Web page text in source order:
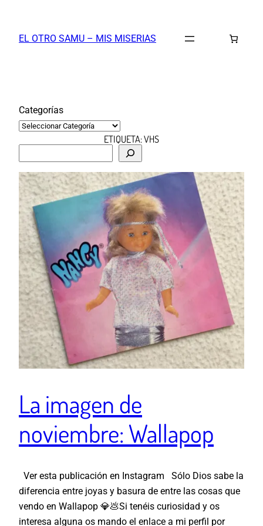
contenido
EL OTRO SAMU – MIS MISERIAS
Categorías
ETIQUETA:VHS
s
c
a
La imagen de
noviembre: Wallapop
Ver esta publicación en Instagram Sólo Dios sabe la
diferencia entre joyas y basura de entre las cosas que
vendo en Wallapop 💎💩Si tenéis curiosidad y os
interesa alguna os mando el enlace a mi perfil por